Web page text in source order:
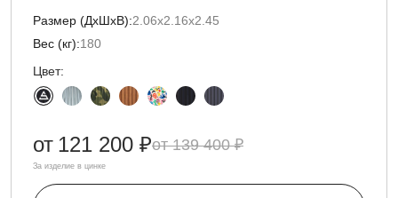
Размер (ДxШxВ):2.06х2.16х2.45
Вес (кг):180
Цвет:
139 400 ₽
от 121 200 ₽
За изделие в цинке